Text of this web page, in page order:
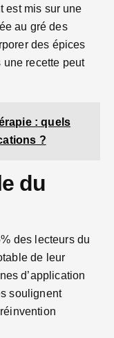
est mis sur une
au gré des
des épices
recette peut
: quels
?
du
des lecteurs du
de leur
d’application
soulignent